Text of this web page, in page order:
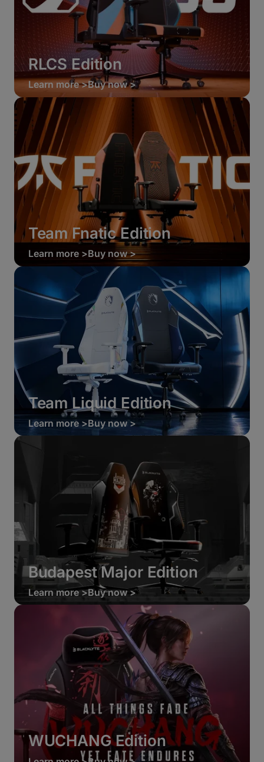
RLCS Edition
Learn more >Buy now >
Team Fnatic Edition
Learn more >Buy now >
Team Liquid Edition
Learn more >Buy now >
Budapest Major Edition
Learn more >Buy now >
WUCHANG Edition